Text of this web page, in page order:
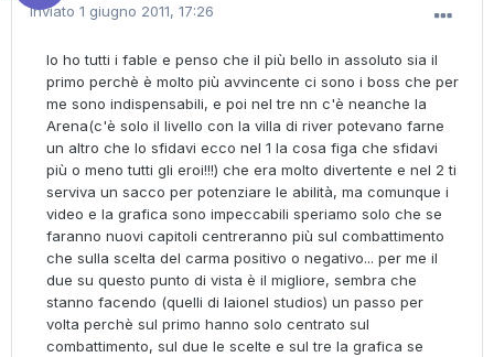
Inviato 1 giugno 2011, 17:26
Io ho tutti i fable e penso che il più bello in assoluto sia il
primo perchè è molto più avvincente ci sono i boss che per
me sono indispensabili, e poi nel tre nn c'è neanche la
Arena(c'è solo il livello con la villa di river potevano farne
un altro che lo sfidavi ecco nel 1 la cosa figa che sfidavi
più o meno tutti gli eroi!!!) che era molto divertente e nel 2 ti
serviva un sacco per potenziare le abilità, ma comunque i
video e la grafica sono impeccabili speriamo solo che se
faranno nuovi capitoli centreranno più sul combattimento
che sulla scelta del carma positivo o negativo... per me il
due su questo punto di vista è il migliore, sembra che
stanno facendo (quelli di laionel studios) un passo per
volta perchè sul primo hanno solo centrato sul
combattimento, sul due le scelte e sul tre la grafica se